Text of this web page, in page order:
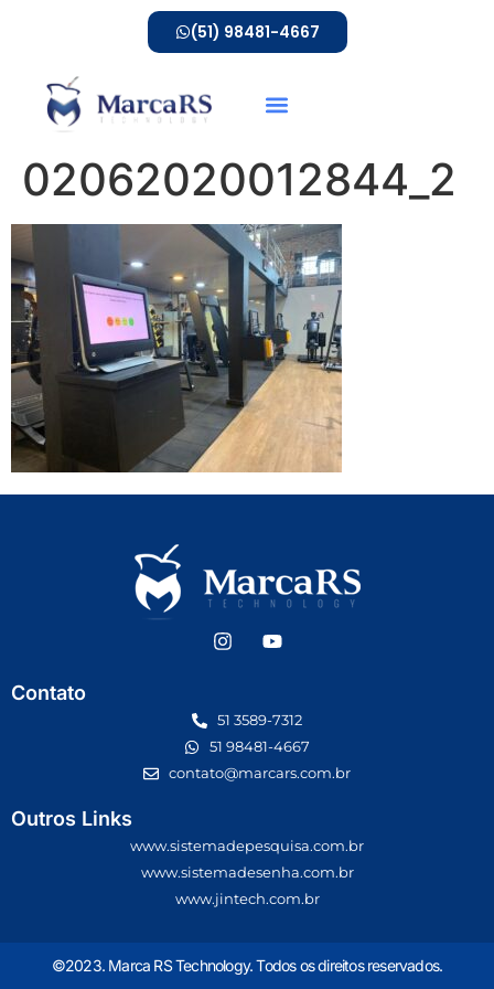
(51) 98481-4667
02062020012844_2
Contato
51 3589-7312
51 98481-4667
contato@marcars.com.br
Outros Links
www.sistemadepesquisa.com.br
www.sistemadesenha.com.br
www.jintech.com.br
©2023. Marca RS Technology. Todos os direitos reservados.